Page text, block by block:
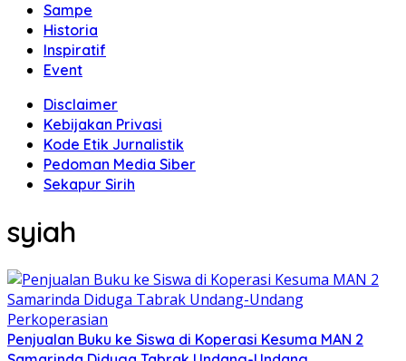
Sampe
Historia
Inspiratif
Event
Disclaimer
Kebijakan Privasi
Kode Etik Jurnalistik
Pedoman Media Siber
Sekapur Sirih
syiah
Penjualan Buku ke Siswa di Koperasi Kesuma MAN 2